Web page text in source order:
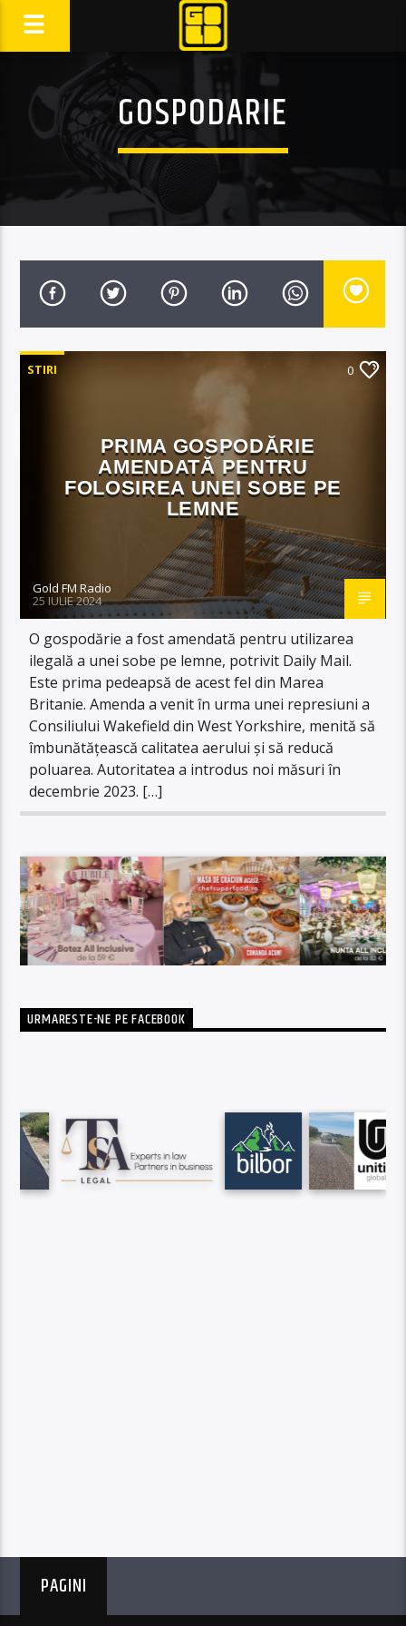
GOSPODARIE
STIRI 0
PRIMA GOSPODĂRIE
AMENDATĂ PENTRU
FOLOSIREA UNEI SOBE PE
LEMNE
Gold FM Radio
25 IULIE 2024
O gospodărie a fost amendată pentru utilizarea
ilegală a unei sobe pe lemne, potrivit Daily Mail.
Este prima pedeapsă de acest fel din Marea
Britanie. Amenda a venit în urma unei represiuni a
Consiliului Wakefield din West Yorkshire, menită să
îmbunătățească calitatea aerului și să reducă
poluarea. Autoritatea a introdus noi măsuri în
decembrie 2023. […]
URMARESTE-NE PE FACEBOOK
PAGINI